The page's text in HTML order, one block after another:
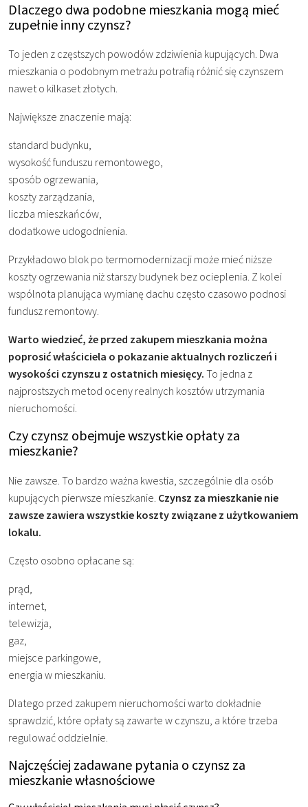
Dlaczego dwa podobne mieszkania mogą mieć
zupełnie inny czynsz?
To jeden z częstszych powodów zdziwienia kupujących. Dwa
mieszkania o podobnym metrażu potrafią różnić się czynszem
nawet o kilkaset złotych.
Największe znaczenie mają:
standard budynku,
wysokość funduszu remontowego,
sposób ogrzewania,
koszty zarządzania,
liczba mieszkańców,
dodatkowe udogodnienia.
Przykładowo blok po termomodernizacji może mieć niższe
koszty ogrzewania niż starszy budynek bez ocieplenia. Z kolei
wspólnota planująca wymianę dachu często czasowo podnosi
fundusz remontowy.
Warto wiedzieć, że przed zakupem mieszkania można
poprosić właściciela o pokazanie aktualnych rozliczeń i
wysokości czynszu z ostatnich miesięcy. To jedna z
najprostszych metod oceny realnych kosztów utrzymania
nieruchomości.
Czy czynsz obejmuje wszystkie opłaty za
mieszkanie?
Nie zawsze. To bardzo ważna kwestia, szczególnie dla osób
kupujących pierwsze mieszkanie. Czynsz za mieszkanie nie
zawsze zawiera wszystkie koszty związane z użytkowaniem
lokalu.
Często osobno opłacane są:
prąd,
internet,
telewizja,
gaz,
miejsce parkingowe,
energia w mieszkaniu.
Dlatego przed zakupem nieruchomości warto dokładnie
sprawdzić, które opłaty są zawarte w czynszu, a które trzeba
regulować oddzielnie.
Najczęściej zadawane pytania o czynsz za
mieszkanie własnościowe